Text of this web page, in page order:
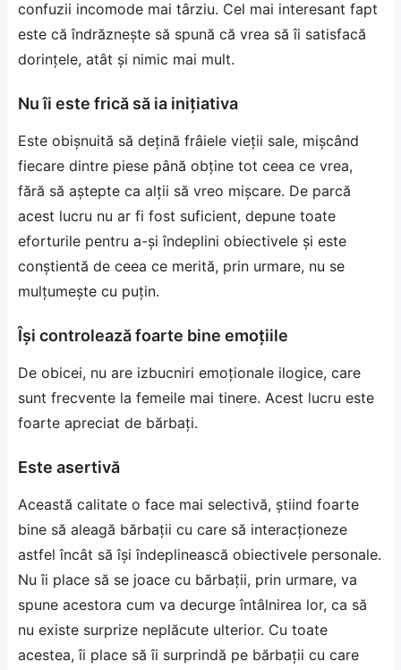
confuzii incomode mai târziu. Cel mai interesant fapt
este că îndrăznește să spună că vrea să îi satisfacă
dorințele, atât și nimic mai mult.
Nu îi este frică să ia inițiativa
Este obișnuită să dețină frâiele vieții sale, mișcând
fiecare dintre piese până obține tot ceea ce vrea,
fără să aștepte ca alții să vreo mișcare. De parcă
acest lucru nu ar fi fost suficient, depune toate
eforturile pentru a-și îndeplini obiectivele și este
conștientă de ceea ce merită, prin urmare, nu se
mulțumește cu puțin.
Își controlează foarte bine emoțiile
De obicei, nu are izbucniri emoționale ilogice, care
sunt frecvente la femeile mai tinere. Acest lucru este
foarte apreciat de bărbați.
Este asertivă
Această calitate o face mai selectivă, știind foarte
bine să aleagă bărbații cu care să interacționeze
astfel încât să își îndeplinească obiectivele personale.
Nu îi place să se joace cu bărbații, prin urmare, va
spune acestora cum va decurge întâlnirea lor, ca să
nu existe surprize neplăcute ulterior. Cu toate
acestea, îi place să îi surprindă pe bărbații cu care